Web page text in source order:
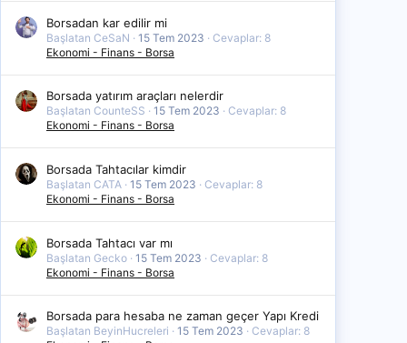
Borsadan kar edilir mi
Başlatan CeSaN 15 Tem 2023
Cevaplar: 8
Ekonomi - Finans - Borsa
Borsada yatırım araçları nelerdir
Başlatan CounteSS 15 Tem 2023
Cevaplar: 8
Ekonomi - Finans - Borsa
Borsada Tahtacılar kimdir
Başlatan CATA 15 Tem 2023
Cevaplar: 8
Ekonomi - Finans - Borsa
Borsada Tahtacı var mı
Başlatan Gecko 15 Tem 2023
Cevaplar: 8
Ekonomi - Finans - Borsa
Borsada para hesaba ne zaman geçer Yapı Kredi
Başlatan BeyinHucreleri 15 Tem 2023
Cevaplar: 8